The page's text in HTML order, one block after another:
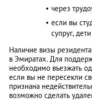
через
если вы
супруг,
Наличие визы
в Эмиратах. Для
необходимо въезжать
если вы не пересекли
признана
возможно сделать